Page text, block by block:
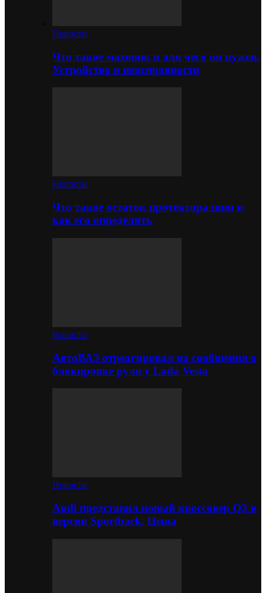
Новости
Что такое маховик и для чего он нужен.
Устройство и неисправности
Новости
Что такое остаток протектора шин и
как его определить
Новости
АвтоВАЗ отреагировал на сообщения о
блокировке руля у Lada Vesta
Новости
Audi представил новый кроссовер Q3 в
версии Sportback. Цены